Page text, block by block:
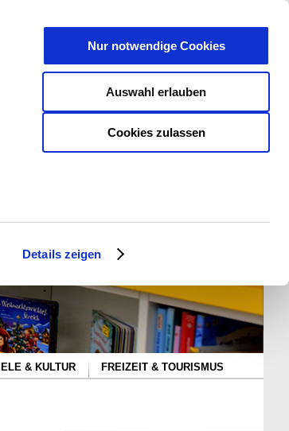
Details zeigen
Cookies zulassen
Auswahl erlauben
Nur notwendige Cookies
SCHRIFTGRÖßE:
& KULTUR FREIZEIT & TOURISMUS